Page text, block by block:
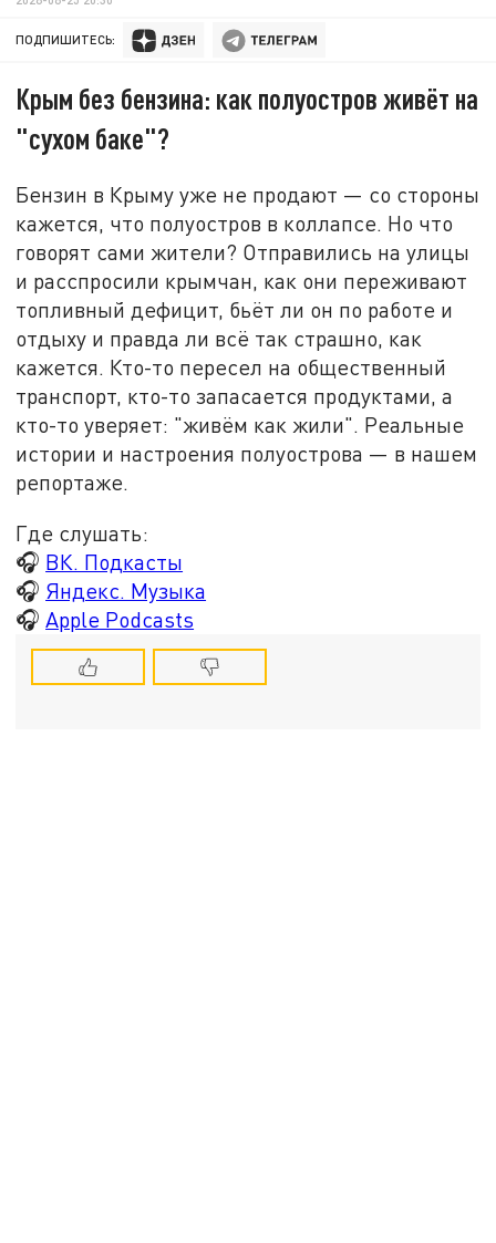
ПОДПИШИТЕСЬ:
Крым без бензина: как полуостров живёт на
"сухом баке"?
Бензин в Крыму уже не продают — со стороны
кажется, что полуостров в коллапсе. Но что
говорят сами жители? Отправились на улицы
и расспросили крымчан, как они переживают
топливный дефицит, бьёт ли он по работе и
отдыху и правда ли всё так страшно, как
кажется. Кто-то пересел на общественный
транспорт, кто-то запасается продуктами, а
кто-то уверяет: "живём как жили". Реальные
истории и настроения полуострова — в нашем
репортаже.
Где слушать:
🎧 ВК. Подкасты
🎧 Яндекс. Музыка
🎧 Apple Podcasts